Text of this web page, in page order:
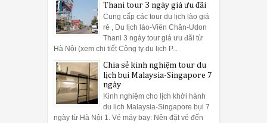
Thani tour 3 ngày giá ưu đãi
Cung cấp các tour du lịch lào giá
rẻ , Du lịch lào-Viên Chăn-Udon
Thani 3 ngày tour giá ưu đãi từ
Hà Nội (xem chi tiết Công ty du lịch P...
Chia sẻ kinh nghiệm tour du
lịch bụi Malaysia-Singapore 7
ngày
Kinh nghiệm cho lịch khởi hành
du lịch Malaysia-Singapore bụi 7
ngày từ Hà Nội 1. Vé máy bay: Nên đặt vé đến